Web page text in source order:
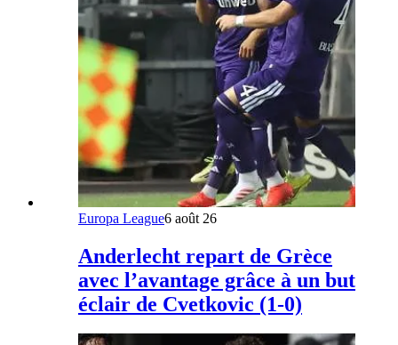
Europa League6 août 26
Anderlecht repart de Grèce
avec l’avantage grâce à un but
éclair de Cvetkovic (1-0)